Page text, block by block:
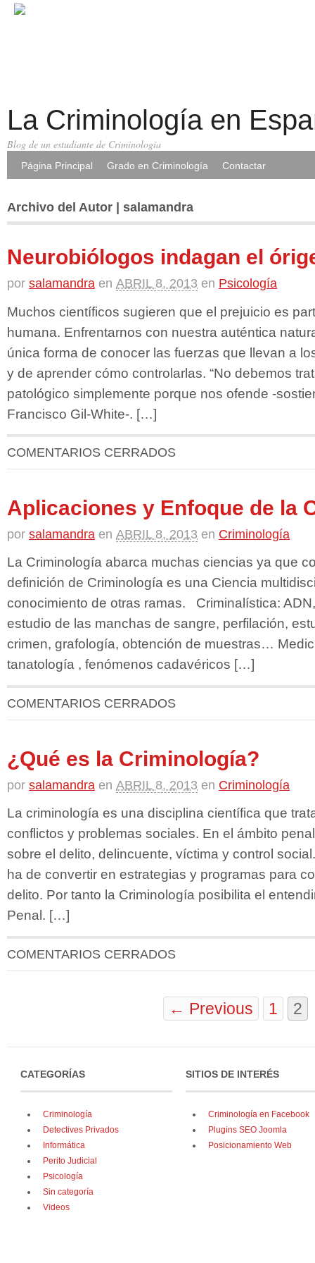
La Criminología en
Blog de un estudiante de Criminología
Página Principal Grado en Criminología Contactar
Archivo del Autor | salamandra
Neurobiólogos indagan el
por salamandra en ABRIL 8, 2013 en Psicología
Muchos científicos sugieren que el prejuicio es
humana. Enfrentarnos con nuestra auténtica
única forma de conocer las fuerzas que llevan a
y de aprender cómo controlarlas. “No debemos
patológico simplemente porque nos ofende -
Francisco Gil-White-. […]
COMENTARIOS CERRADOS
Aplicaciones y Enfoque de la
por salamandra en ABRIL 8, 2013 en Criminología
La Criminología abarca muchas ciencias ya que
definición de Criminología es una Ciencia
conocimiento de otras ramas. Criminalística:
estudio de las manchas de sangre, perfilación,
crimen, grafología, obtención de muestras…
tanatología , fenómenos cadavéricos […]
COMENTARIOS CERRADOS
¿Qué es la Criminología?
por salamandra en ABRIL 8, 2013 en Criminología
La criminología es una disciplina científica que
conflictos y problemas sociales. En el ámbito
sobre el delito, delincuente, víctima y control
ha de convertir en estrategias y programas para
delito. Por tanto la Criminología posibilita el
Penal. […]
COMENTARIOS CERRADOS
← Previous 1 2
CATEGORÍAS
Criminología
Detectives Privados
Informática
Perito Judicial
Psicología
Sin categoría
Videos
SITIOS DE INTERÉS
Criminología en Facebook
Plugins SEO Joomla
Posicionamiento Web